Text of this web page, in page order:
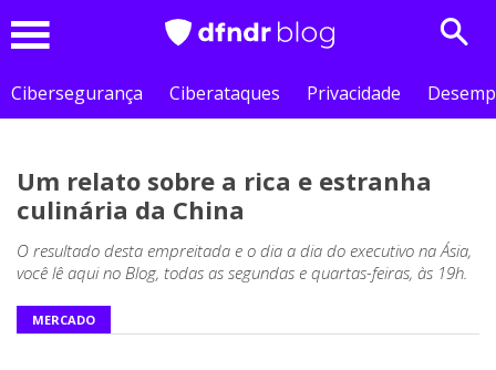
Cibersegurança
Ciberataques Privacidade
Um relato sobre a rica e estranha
culinária da China
O resultado desta empreitada e o dia a dia do executivo na Ásia,
você lê aqui no Blog, todas as segundas e quartas-feiras, às 19h.
MERCADO